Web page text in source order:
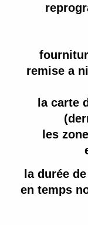
remise a
la carte
les
la durée
en temps